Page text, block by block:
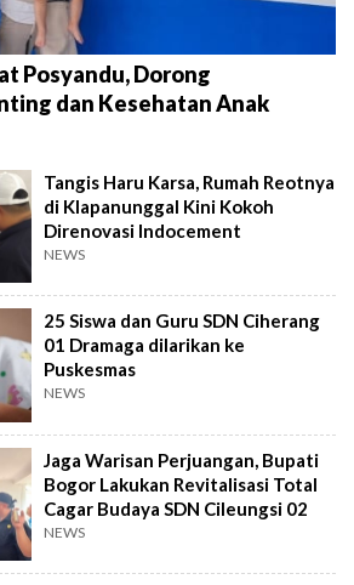
Posyandu, Dorong
dan Kesehatan Anak
Tangis Haru Karsa, Rumah Reotnya
di Klapanunggal Kini Kokoh
Direnovasi Indocement
NEWS
25 Siswa dan Guru SDN Ciherang
01 Dramaga dilarikan ke
Puskesmas
NEWS
Jaga Warisan Perjuangan, Bupati
Bogor Lakukan Revitalisasi Total
Cagar Budaya SDN Cileungsi 02
NEWS